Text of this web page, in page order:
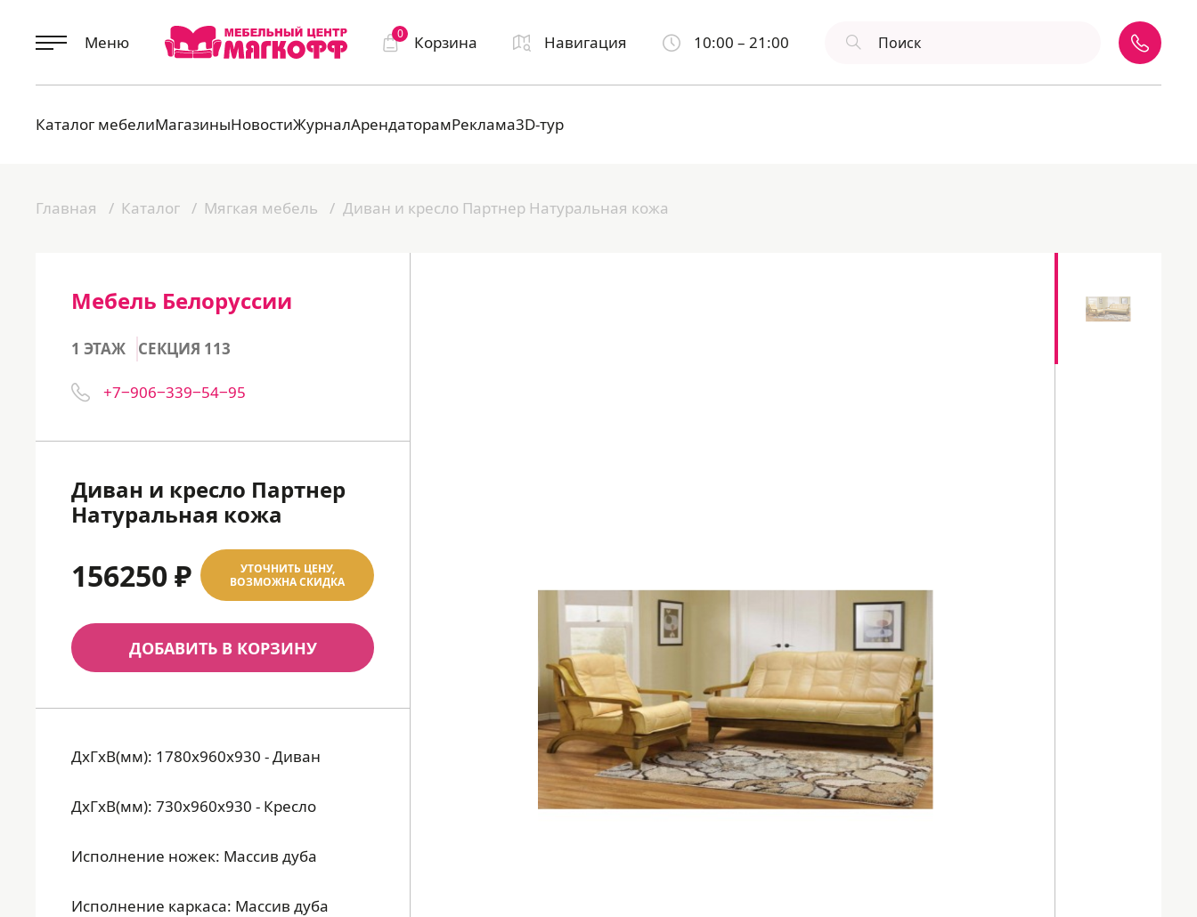
Меню 0 Корзина Навигация 10:00 – 21:00
Каталог мебелиМагазиныНовостиЖурналАрендаторамРеклама3D-тур
Главная Каталог Мягкая мебель Диван и кресло Партнер Натуральная кожа
Мебель Белоруссии
1 ЭТАЖ СЕКЦИЯ 113
+7‒906‒339‒54‒95
Диван и кресло Партнер
Натуральная кожа
156250 ₽
УТОЧНИТЬ ЦЕНУ,
ВОЗМОЖНА СКИДКА
ДОБАВИТЬ В КОРЗИНУ
ДхГхВ(мм): 1780х960х930 - Диван
ДхГхВ(мм): 730х960х930 - Кресло
Исполнение ножек: Массив дуба
Исполнение каркаса: Массив дуба